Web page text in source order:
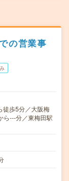
の営業事
徒歩5分／大阪梅
ら---分／東梅田駅